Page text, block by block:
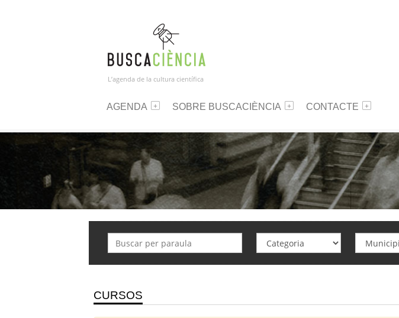
L’agenda de la cultura científica
AGENDA SOBRE BUSCACIÈNCIA CONTACTE
CURSOS